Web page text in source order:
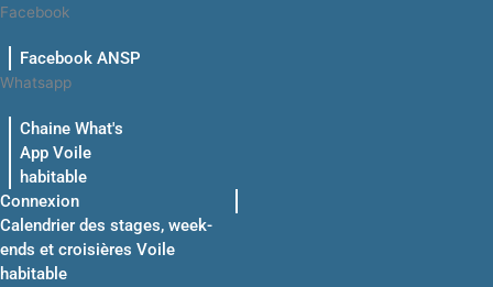
Aller
contenu
Facebook
Facebook ANSP
Whatsapp
Chaine What's
App Voile
habitable
Connexion
Calendrier des stages, week-
ends et croisières Voile
habitable